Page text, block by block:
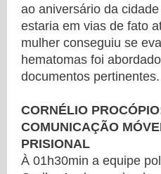
ao aniversário da
estaria em vias de fato
mulher conseguiu se
hematomas foi
documentos pertinentes.
CORNÉLIO
COMUNICAÇÃO
PRISIONAL
À 01h30min a equipe